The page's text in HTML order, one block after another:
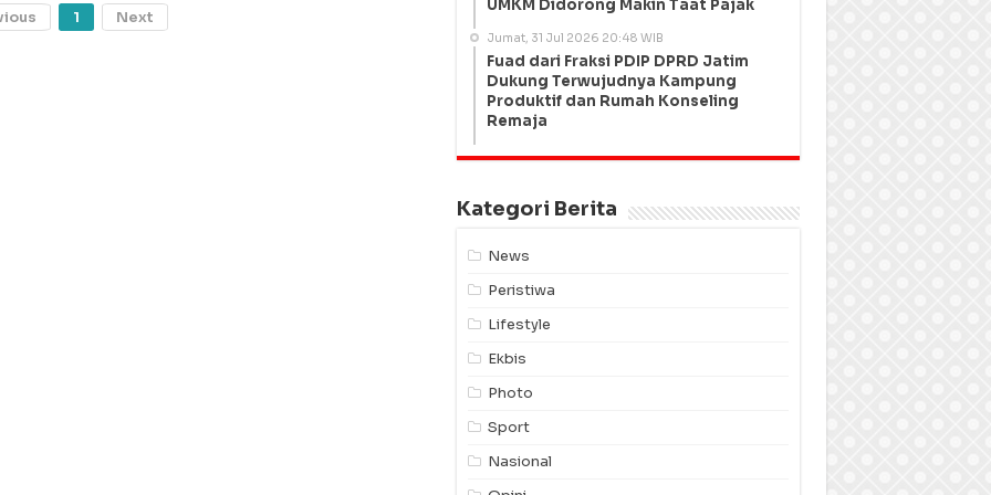
1 Next
UMKM Didorong Makin Taat Pajak
Jumat, 31 Jul 2026 20:48 WIB
Fuad dari Fraksi PDIP DPRD Jatim
Dukung Terwujudnya Kampung
Produktif dan Rumah Konseling
Remaja
Kategori Berita
News
Peristiwa
Lifestyle
Ekbis
Photo
Sport
Nasional